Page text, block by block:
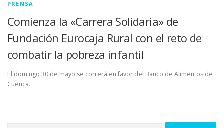
PRENSA
Comienza la «Carrera Solidaria» de
Fundación Eurocaja Rural con el reto de
combatir la pobreza infantil
El domingo 30 de mayo se correrá en favor del Banco de Alimentos de
Cuenca.